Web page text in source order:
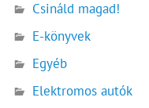
Csináld magad!
E-könyvek
Egyéb
Elektromos autók